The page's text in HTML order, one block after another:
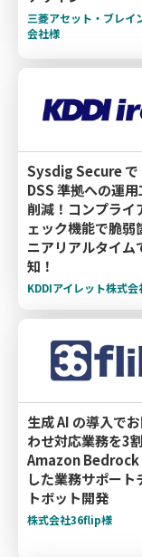
三菱アセット・ブレイ
会社様
Sysdig Secure で
DSS 準拠への運
削減！コンプライ
ェック機能で脆弱
ニアリアルタイム
知！
KDDIアイレット株式会
生成 AI の導入で
わせ対応業務を3
Amazon Bedrock
した業務サポート
トボット開発
株式会社36flip様